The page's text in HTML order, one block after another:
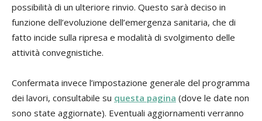
possibilità di un ulteriore rinvio. Questo sarà deciso in
funzione dell’evoluzione dell’emergenza sanitaria, che di
fatto incide sulla ripresa e modalità di svolgimento delle
attività convegnistiche.
Confermata invece l’impostazione generale del programma
dei lavori, consultabile su questa pagina (dove le date non
sono state aggiornate). Eventuali aggiornamenti verranno